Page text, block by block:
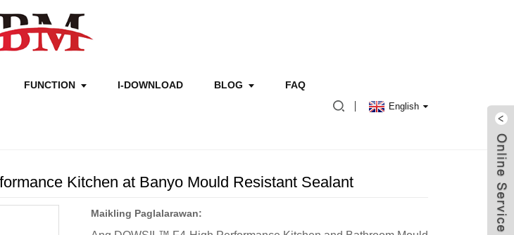
FUNCTION I-DOWNLOAD BLOG FAQ
English
Kitchen at Banyo Mould Resistant Sealant
Maikling Paglalarawan: